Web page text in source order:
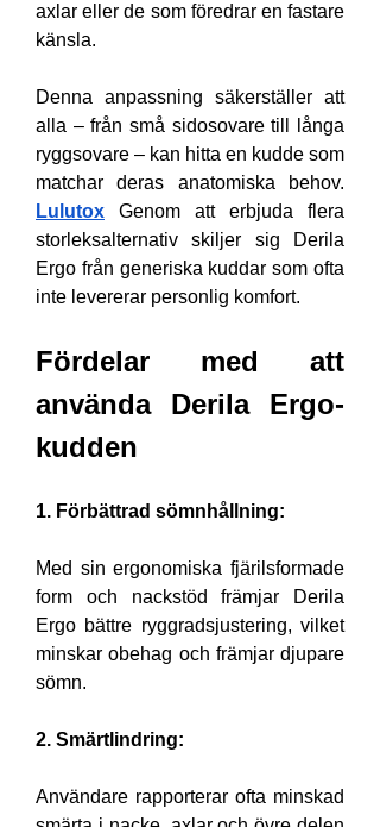
axlar eller de som föredrar en fastare
känsla.
Denna anpassning säkerställer att
alla – från små sidosovare till långa
ryggsovare – kan hitta en kudde som
Lulutox Genom att erbjuda flera
storleksalternativ skiljer sig Derila
Ergo från generiska kuddar som ofta
inte levererar personlig komfort.
Fördelar med att
använda Derila Ergo-
kudden
1. Förbättrad sömnhållning:
Med sin ergonomiska fjärilsformade
form och nackstöd främjar Derila
Ergo bättre ryggradsjustering, vilket
minskar obehag och främjar djupare
sömn.
2. Smärtlindring:
Användare rapporterar ofta minskad